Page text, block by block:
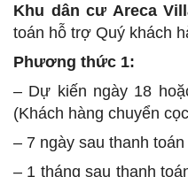
Khu dân cư Areca
toán hỗ trợ Quý khách
Phương thức 1:
– Dự kiến ngày 18
(Khách hàng chuyển
– 7 ngày sau thanh
– 1 tháng sau thanh